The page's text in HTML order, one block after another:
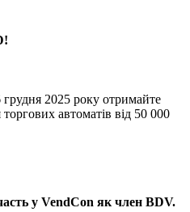
2025 року отримайте
автоматів від 50 000
у VendCon як член BDV.